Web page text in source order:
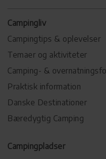
Campingliv
Campingtips & oplevelser
Temaer og aktiviteter
Camping- &
Praktisk information
Danske Destinationer
Bæredygtig Camping
Campingpladser